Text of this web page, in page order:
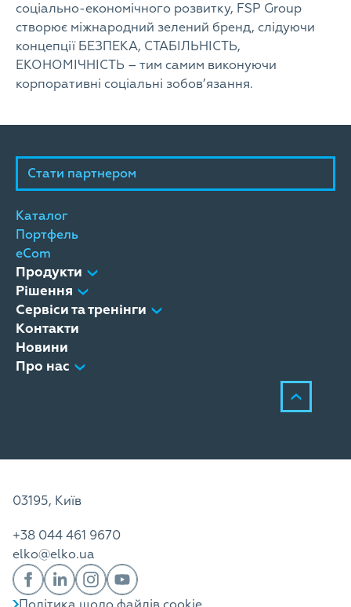
соціально-економічного розвитку, FSP Group
створює міжнародний зелений бренд, слідуючи
концепції БЕЗПЕКА, СТАБІЛЬНІСТЬ,
ЕКОНОМІЧНІСТЬ – тим самим виконуючи
корпоративні соціальні зобов’язання.
Стати партнером
Каталог
Портфель
eCom
Продукти
Рішення
Сервіси та тренінги
Контакти
Новини
Про нас
03195, Київ
+38 044 461 9670
elko@elko.ua